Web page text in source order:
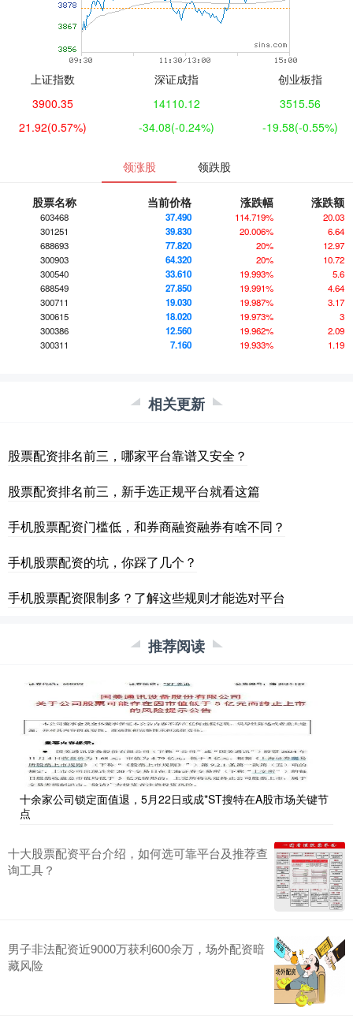
上证指数
3900.35
21.92(0.57%)
深证成指
14110.12
-34.08(-0.24%)
创业板指
3515.56
-19.58(-0.55%)
领涨股 领跌股
股票名称 当前价格 涨跌幅 涨跌额
603468 37.490 114.719%
20.03
301251
39.830 20.006%
6.64
688693
77.820 20%
12.97
300903
64.320 20%
10.72
300540
33.610 19.993%
5.6
688549
27.850 19.991%
4.64
300711
19.030 19.987%
3.17
300615
18.020 19.973%
3
300386
12.560 19.962%
2.09
300311
7.160 19.933% 1.19
相关更新
股票配资排名前三，哪家平台靠谱又安全？
股票配资排名前三，新手选正规平台就看这篇
手机股票配资门槛低，和券商融资融券有啥不同？
手机股票配资的坑，你踩了几个？
手机股票配资限制多？了解这些规则才能选对平台
推荐阅读
十余家公司锁定面值退，5月22日或成*ST搜特在A股市场关键节
点
十大股票配资平台介绍，如何选可靠平台及推荐查
询工具？
男子非法配资近9000万获利600余万，场外配资暗
藏风险